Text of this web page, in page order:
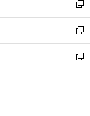
く
で
開
く
ド
ウ
で
開
く
ィ
ン
ド
ウ
で
開
い
ウ
ィ
ン
ド
ウ
開
新
し
い
ウ
ィ
ン
ウ
新
し
い
ウ
ン
新
し
ウ